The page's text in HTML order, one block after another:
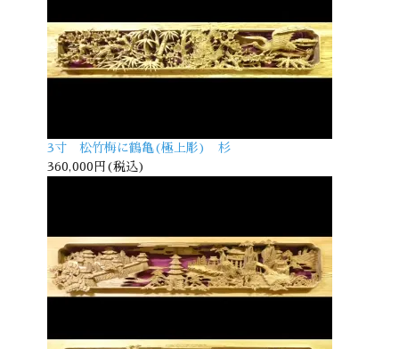
3寸 松竹梅に鶴亀(極上彫) 杉
360,000円(税込)